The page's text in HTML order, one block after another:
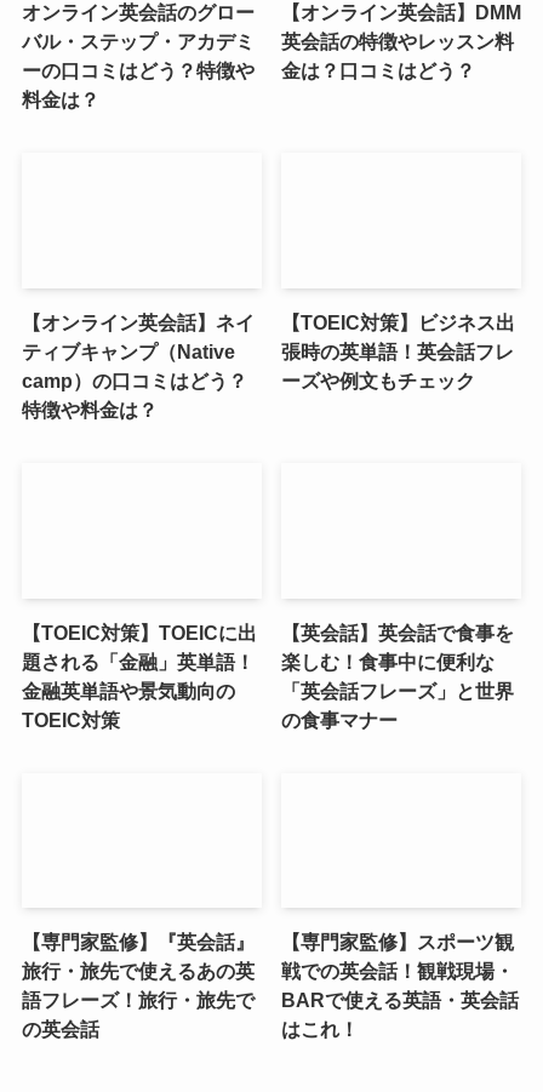
オンライン英会話のグロー
バル・ステップ・アカデミ
ーの口コミはどう？特徴や
料金は？
【オンライン英会話】DMM
英会話の特徴やレッスン料
金は？口コミはどう？
【オンライン英会話】ネイ
ティブキャンプ（Native
camp）の口コミはどう？
特徴や料金は？
【TOEIC対策】ビジネス出
張時の英単語！英会話フレ
ーズや例文もチェック
【TOEIC対策】TOEICに出
題される「金融」英単語！
金融英単語や景気動向の
TOEIC対策
【英会話】英会話で食事を
楽しむ！食事中に便利な
「英会話フレーズ」と世界
の食事マナー
【専門家監修】『英会話』
旅行・旅先で使えるあの英
語フレーズ！旅行・旅先で
の英会話
【専門家監修】スポーツ観
戦での英会話！観戦現場・
BARで使える英語・英会話
はこれ！